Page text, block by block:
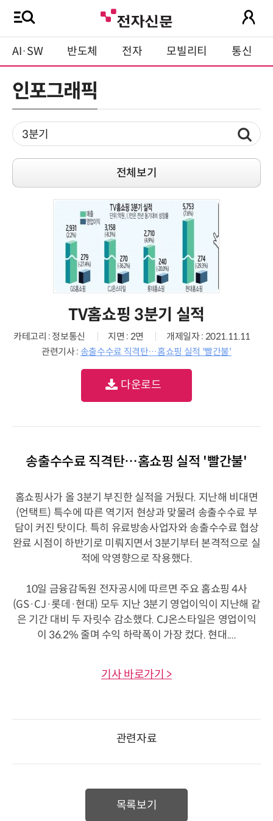
AI·SW 반도체 전자 모빌리티 통신
인포그래픽
전체보기
TV홈쇼핑 3분기 실적
카테고리 : 정보통신 지면 : 2면
개제일자 : 2021.11.11
관련기사 : 송출수수료 직격탄…홈쇼핑 실적 '빨간불'
다운로드
송출수수료 직격탄…홈쇼핑 실적 '빨간불'
홈쇼핑사가 올 3분기 부진한 실적을 거뒀다. 지난해 비대면
(언택트) 특수에 따른 역기저 현상과 맞물려 송출수수료 부
담이 커진 탓이다. 특히 유료방송사업자와 송출수수료 협상
완료 시점이 하반기로 미뤄지면서 3분기부터 본격적으로 실
적에 악영향으로 작용했다.
10일 금융감독원 전자공시에 따르면 주요 홈쇼핑 4사
(GS·CJ·롯데·현대) 모두 지난 3분기 영업이익이 지난해 같
은 기간 대비 두 자릿수 감소했다. CJ온스타일은 영업이익
이 36.2% 줄며 수익 하락폭이 가장 컸다. 현대....
기사 바로가기 >
관련자료
목록보기